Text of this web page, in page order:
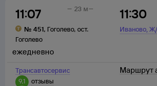
11:07
№ 451, Гоголево, ост.
Гоголево
11:30
Иваново,Ж/
23 м
Трансавтосервис
9,1
отзывы
ежедневно
Маршрут